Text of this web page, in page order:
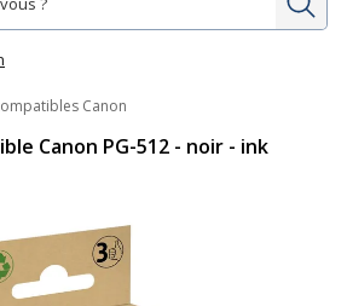
Canon
Canon PG-512 - noir - ink